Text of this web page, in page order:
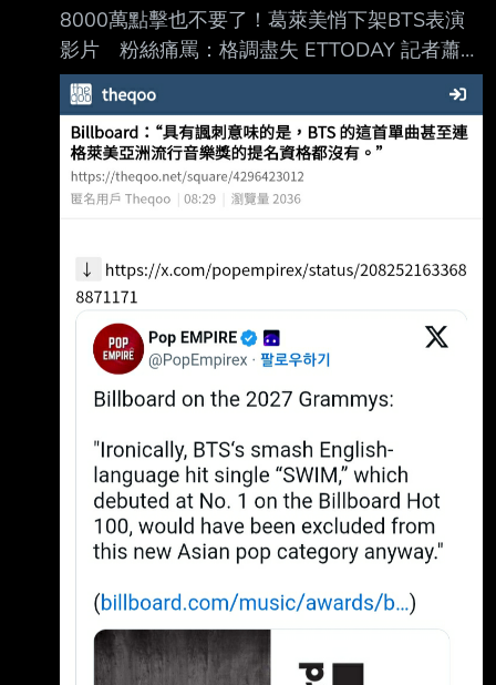
8000萬點擊也不要了！葛萊美悄下架BTS表演
影片 粉絲痛罵：格調盡失 ETTODAY 記者蕭采
薇／綜合報導 南韓天團 BTS（防彈少年團）宣
佈拒絕報名本屆葛萊美獎（Grammy
Awards），病拋下震 撼彈直言「希望音樂被聽
見，而不是被地區或語言區分」。雪上加霜的
是，眼尖粉絲隨後 發現，葛萊美官方已悄悄將
發全球ARMY （粉絲名）怒火，痛批葛萊美格調
盡失。 不滿「語言與地區區分」！BTS宣布不報
名2027葛萊美 BTS 七位成員 RM、Jimin、V、S